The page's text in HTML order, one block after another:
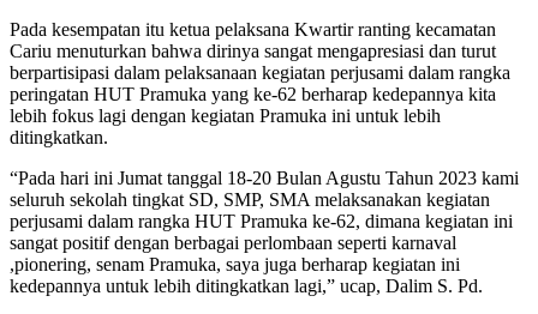
Pada kesempatan itu ketua pelaksana Kwartir ranting kecamatan
Cariu menuturkan bahwa dirinya sangat mengapresiasi dan turut
berpartisipasi dalam pelaksanaan kegiatan perjusami dalam rangka
peringatan HUT Pramuka yang ke-62 berharap kedepannya kita
lebih fokus lagi dengan kegiatan Pramuka ini untuk lebih
ditingkatkan.
“Pada hari ini Jumat tanggal 18-20 Bulan Agustu Tahun 2023 kami
seluruh sekolah tingkat SD, SMP, SMA melaksanakan kegiatan
perjusami dalam rangka HUT Pramuka ke-62, dimana kegiatan ini
sangat positif dengan berbagai perlombaan seperti karnaval
,pionering, senam Pramuka, saya juga berharap kegiatan ini
kedepannya untuk lebih ditingkatkan lagi,” ucap, Dalim S. Pd.